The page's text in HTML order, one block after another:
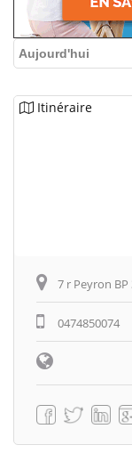
Aujourd'hui
Itinéraire
7 r Peyron BP
0474850074